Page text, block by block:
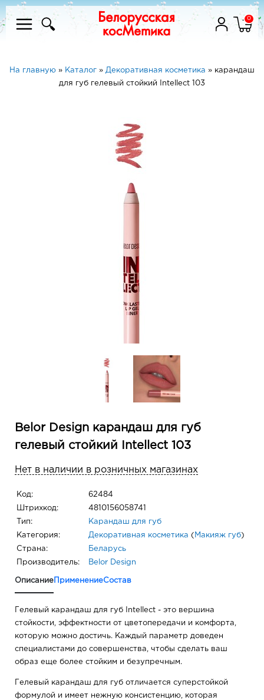
0
На главную » Каталог » Декоративная косметика » карандаш
для губ гелевый стойкий Intellect 103
Belor Design карандаш для губ
гелевый стойкий Intellect 103
Нет в наличии в розничных магазинах
Код: 62484
Штрихкод: 4810156058741
Тип: Карандаш для губ
Категория: Декоративная косметика ( Макияж губ)
Страна: Беларусь
Производитель: Belor Design
Описание ПрименениеСостав
Гелевый карандаш для губ Intellect - это вершина
стойкости, эффектности от цветопередачи и комфорта,
которую можно достичь. Каждый параметр доведен
специалистами до совершенства, чтобы сделать ваш
образ еще более стойким и безупречным.
Гелевый карандаш для губ отличается суперстойкой
формулой и имеет нежную консистенцию, которая